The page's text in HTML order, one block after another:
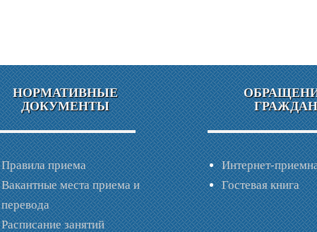
НОРМАТИВНЫЕ
ДОКУМЕНТЫ
Правила приема
Вакантные места приема и
перевода
Расписание занятий
Интернет-
Гостевая книга